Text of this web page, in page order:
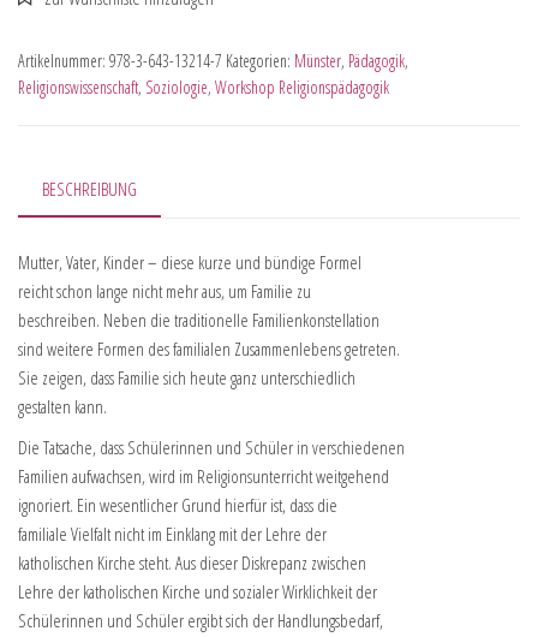
Artikelnummer: 978-3-643-13214-7 Kategorien: Münster, Pädagogik,
Religionswissenschaft, Soziologie, Workshop Religionspädagogik
BESCHREIBUNG
Mutter, Vater, Kinder – diese kurze und bündige Formel
reicht schon lange nicht mehr aus, um Familie zu
beschreiben. Neben die traditionelle Familienkonstellation
sind weitere Formen des familialen Zusammenlebens getreten.
Sie zeigen, dass Familie sich heute ganz unterschiedlich
gestalten kann.
Die Tatsache, dass Schülerinnen und Schüler in verschiedenen
Familien aufwachsen, wird im Religionsunterricht weitgehend
ignoriert. Ein wesentlicher Grund hierfür ist, dass die
familiale Vielfalt nicht im Einklang mit der Lehre der
katholischen Kirche steht. Aus dieser Diskrepanz zwischen
Lehre der katholischen Kirche und sozialer Wirklichkeit der
Schülerinnen und Schüler ergibt sich der Handlungsbedarf,